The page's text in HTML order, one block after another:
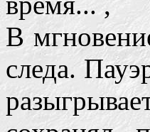
В
следа.